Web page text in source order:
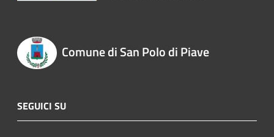
Comune di San Polo di Piave
SEGUICI SU